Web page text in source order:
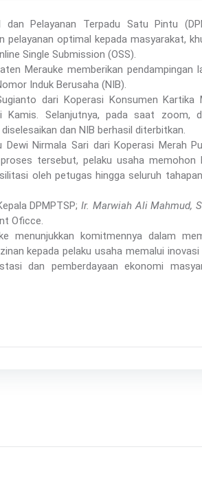
Pelayanan Terpadu Satu Pintu
optimal kepada masyarakat,
Single Submission (OSS).
Merauke memberikan pendampingan
Induk Berusaha (NIB).
dari Koperasi Konsumen Kartika
Selanjutnya, pada saat zoom,
dan NIB berhasil diterbitkan.
Nirmala Sari dari Koperasi Merah
tersebut, pelaku usaha memohon
oleh petugas hingga seluruh
DPMPTSP; Ir. Marwiah Ali Mahmud,
Oficce.
menunjukkan komitmennya dalam
kepada pelaku usaha memalui inovasi
dan pemberdayaan ekonomi